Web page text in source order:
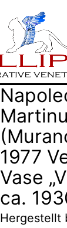
1977
Vase
ca.
Hergestellt